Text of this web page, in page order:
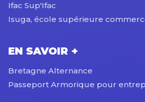
Ifac Sup'Ifac
Isuga, école supérieure
EN SAVOIR +
Bretagne Alternance
Passeport Armorique pour